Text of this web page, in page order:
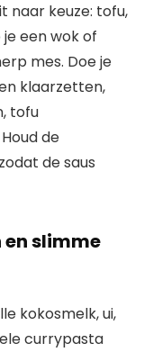
naar keuze: tofu,
een wok of
mes. Doe je
klaarzetten,
tofu
de
de saus
slimme
kokosmelk, ui,
currypasta